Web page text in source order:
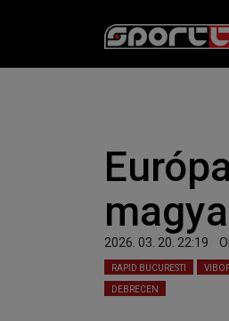
2026. 03. 20. 22:19
RAPID BUCURESTI
DEBRECEN